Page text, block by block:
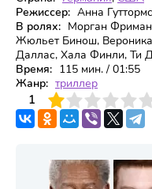
Режиссер: Анна
В ролях: Морган
Жюльет Бинош,
Даллас, Хала Финли, Ти
Время: 115 мин. / 01:55
Жанр: триллер
1
4 6 7 8 9 10